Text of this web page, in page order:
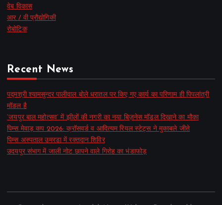
वेब विकास
आर / वी प्रौद्योगिकी
रोबोटिक
Recent News
पद्मश्री श्यामसुन्दर पालीवाल बोले धरातल पर किए गए कार्य का परिणाम ही पिपलांत्री
मॉडल है
‘जयपुर बाल महोत्सव’ में झीलों की नगरी का नया बिज़नेस मॉडल दिखाने का मौका
पिम्स मेवाड़ कप 2026: क्रॉसवर्ड व आदित्यम रियल स्टेट्स ने मुकाबले जीते
पिम्स अस्पताल उमरडा में रक्तदान शिविर
उदयपुर संभाग में जाली नोट छापने वाले गिरोह का भंडाफोड़